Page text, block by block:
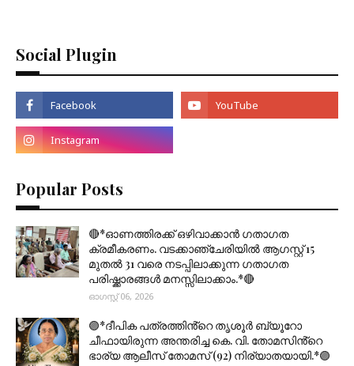
Social Plugin
Popular Posts
🔴*ഓണത്തിരക്ക് ഒഴിവാക്കാൻ ഗതാഗത
ക്രമീകരണം. വടക്കാഞ്ചേരിയിൽ ആഗസ്റ്റ് 15
മുതല്‍ 31 വരെ നടപ്പിലാക്കുന്ന ഗതാഗത
പരിഷ്ക്കാരങ്ങൾ മനസ്സിലാക്കാം.*🔴
ഓഗസ്റ്റ് 06, 2026
🟣*ദീപിക പത്രത്തിൻ്റെ തൃശൂർ ബ്യൂറോ
ചീഫായിരുന്ന അന്തരിച്ച കെ. വി. തോമസിൻ്റെ
ഭാര്യ ആലീസ് തോമസ് (92) നിര്യാതയായി.*🟣